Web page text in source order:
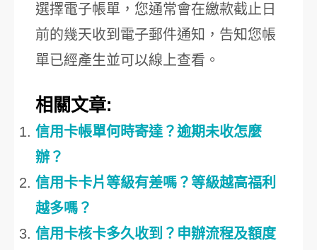
選擇電子帳單，您通常會在繳款截止日
前的幾天收到電子郵件通知，告知您帳
單已經產生並可以線上查看。
相關文章:
信用卡帳單何時寄達？逾期未收怎麼
辦？
信用卡卡片等級有差嗎？等級越高福利
越多嗎？
信用卡核卡多久收到？申辦流程及額度